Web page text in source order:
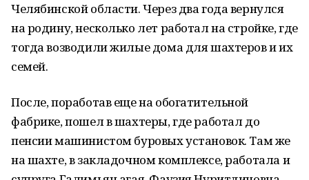
Челябинской области. Через два года вернулся
на родину, несколько лет работал на стройке, где
тогда возводили жилые дома для шахтеров и их
семей.
После, поработав еще на обогатительной
фабрике, пошел в шахтеры, где работал до
пенсии машинистом буровых установок. Там же
на шахте, в закладочном комплексе, работала и